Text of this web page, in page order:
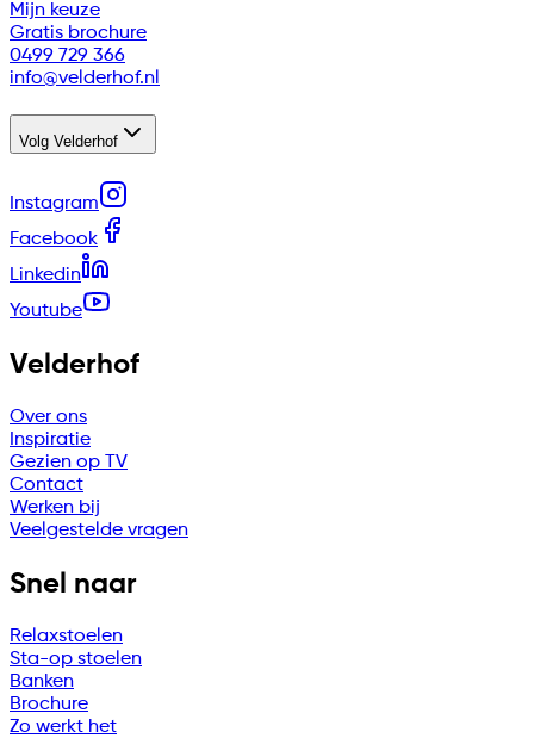
Mijn keuze
Gratis brochure
0499 729 366
info@velderhof.nl
Volg Velderhof
Instagram
Facebook
Linkedin
Youtube
Velderhof
Over ons
Inspiratie
Gezien op TV
Contact
Werken bij
Veelgestelde vragen
Snel naar
Relaxstoelen
Sta-op stoelen
Banken
Brochure
Zo werkt het